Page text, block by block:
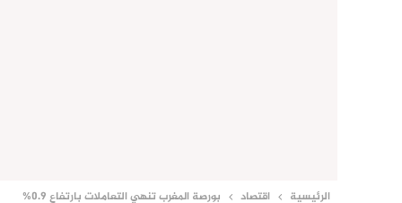
الرئيسية اقتصاد بورصة المغرب تنهي التعاملات بارتفاع 0.9%